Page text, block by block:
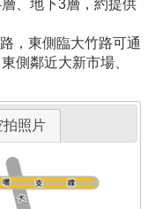
、地下3層，約提供
，東側臨大竹路可通
側鄰近大新市場、
拍照片